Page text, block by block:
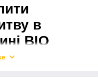
в
BIO